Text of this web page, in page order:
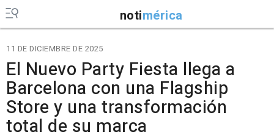
notimérica
11 DE DICIEMBRE DE 2025
El Nuevo Party Fiesta llega a
Barcelona con una Flagship
Store y una transformación
total de su marca